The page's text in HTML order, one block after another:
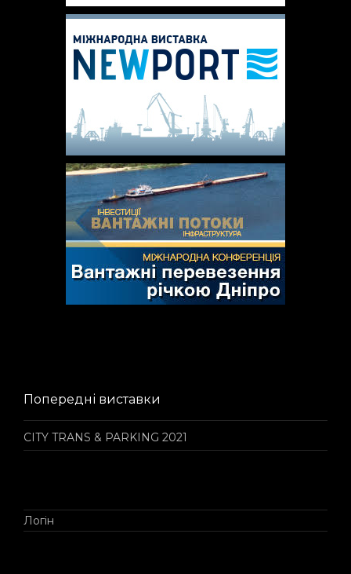
Попередні виставки
CITY TRANS & PARKING 2021
Логін